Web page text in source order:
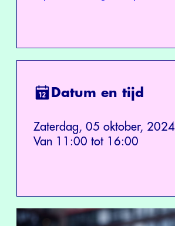
Datum en tijd
Zaterdag, 05 oktober, 2024
Van 11:00 tot 16:00